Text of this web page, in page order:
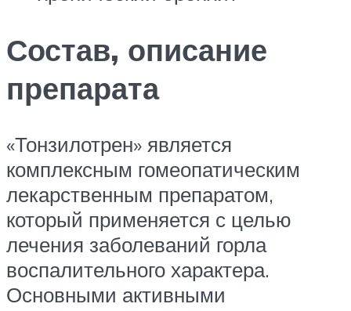
Состав, описание
препарата
«Тонзилотрен» является
комплексным гомеопатическим
лекарственным препаратом,
который применяется с целью
лечения заболеваний горла
воспалительного характера.
Основными активными